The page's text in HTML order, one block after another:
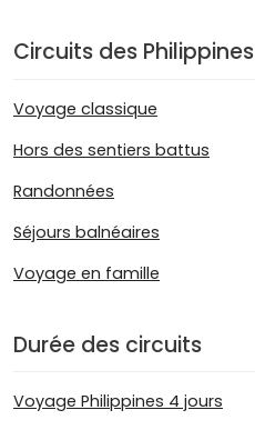
Circuits des Philippines
Voyage classique
Hors des sentiers battus
Randonnées
Séjours balnéaires
Voyage en famille
Durée des circuits
Voyage Philippines 4 jours